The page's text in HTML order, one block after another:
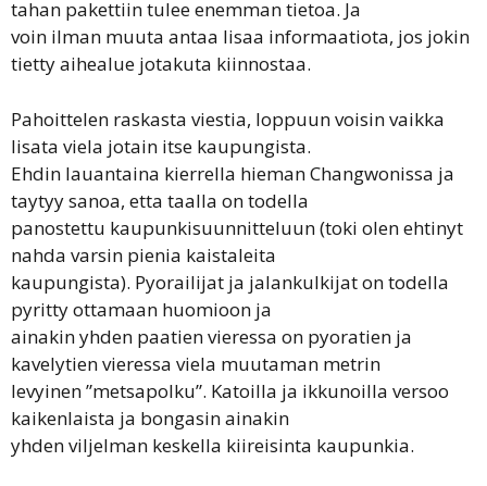
tahan pakettiin tulee enemman tietoa. Ja
voin ilman muuta antaa lisaa informaatiota, jos jokin
tietty aihealue jotakuta kiinnostaa.
Pahoittelen raskasta viestia, loppuun voisin vaikka
lisata viela jotain itse kaupungista.
Ehdin lauantaina kierrella hieman Changwonissa ja
taytyy sanoa, etta taalla on todella
panostettu kaupunkisuunnitteluun (toki olen ehtinyt
nahda varsin pienia kaistaleita
kaupungista). Pyorailijat ja jalankulkijat on todella
pyritty ottamaan huomioon ja
ainakin yhden paatien vieressa on pyoratien ja
kavelytien vieressa viela muutaman metrin
levyinen ”metsapolku”. Katoilla ja ikkunoilla versoo
kaikenlaista ja bongasin ainakin
yhden viljelman keskella kiireisinta kaupunkia.